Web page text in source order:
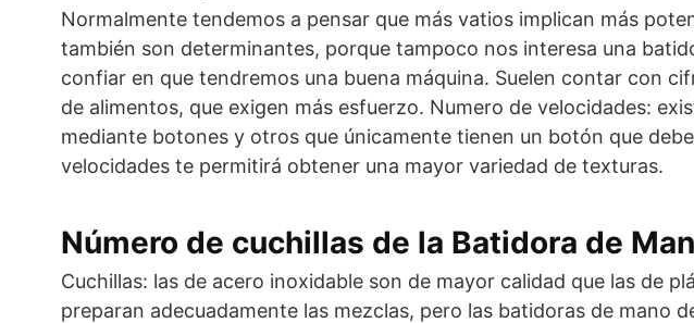
Normalmente tendemos a pensar que más vatios implican más
también son determinantes, porque tampoco nos interesa una
confiar en que tendremos una buena máquina. Suelen contar con
de alimentos, que exigen más esfuerzo. Numero de velocidades:
mediante botones y otros que únicamente tienen un botón que
velocidades te permitirá obtener una mayor variedad de texturas.
Número de cuchillas de la Batidora de
Cuchillas: las de acero inoxidable son de mayor calidad que las de
preparan adecuadamente las mezclas, pero las batidoras de mano